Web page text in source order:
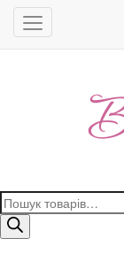
Пошук
товарів